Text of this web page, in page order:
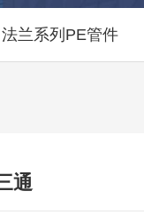
法兰系列PE管件
通